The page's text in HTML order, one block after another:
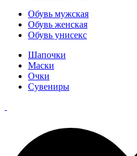
Обувь мужская
Обувь женская
Обувь унисекс
Шапочки
Маски
Очки
Сувениры